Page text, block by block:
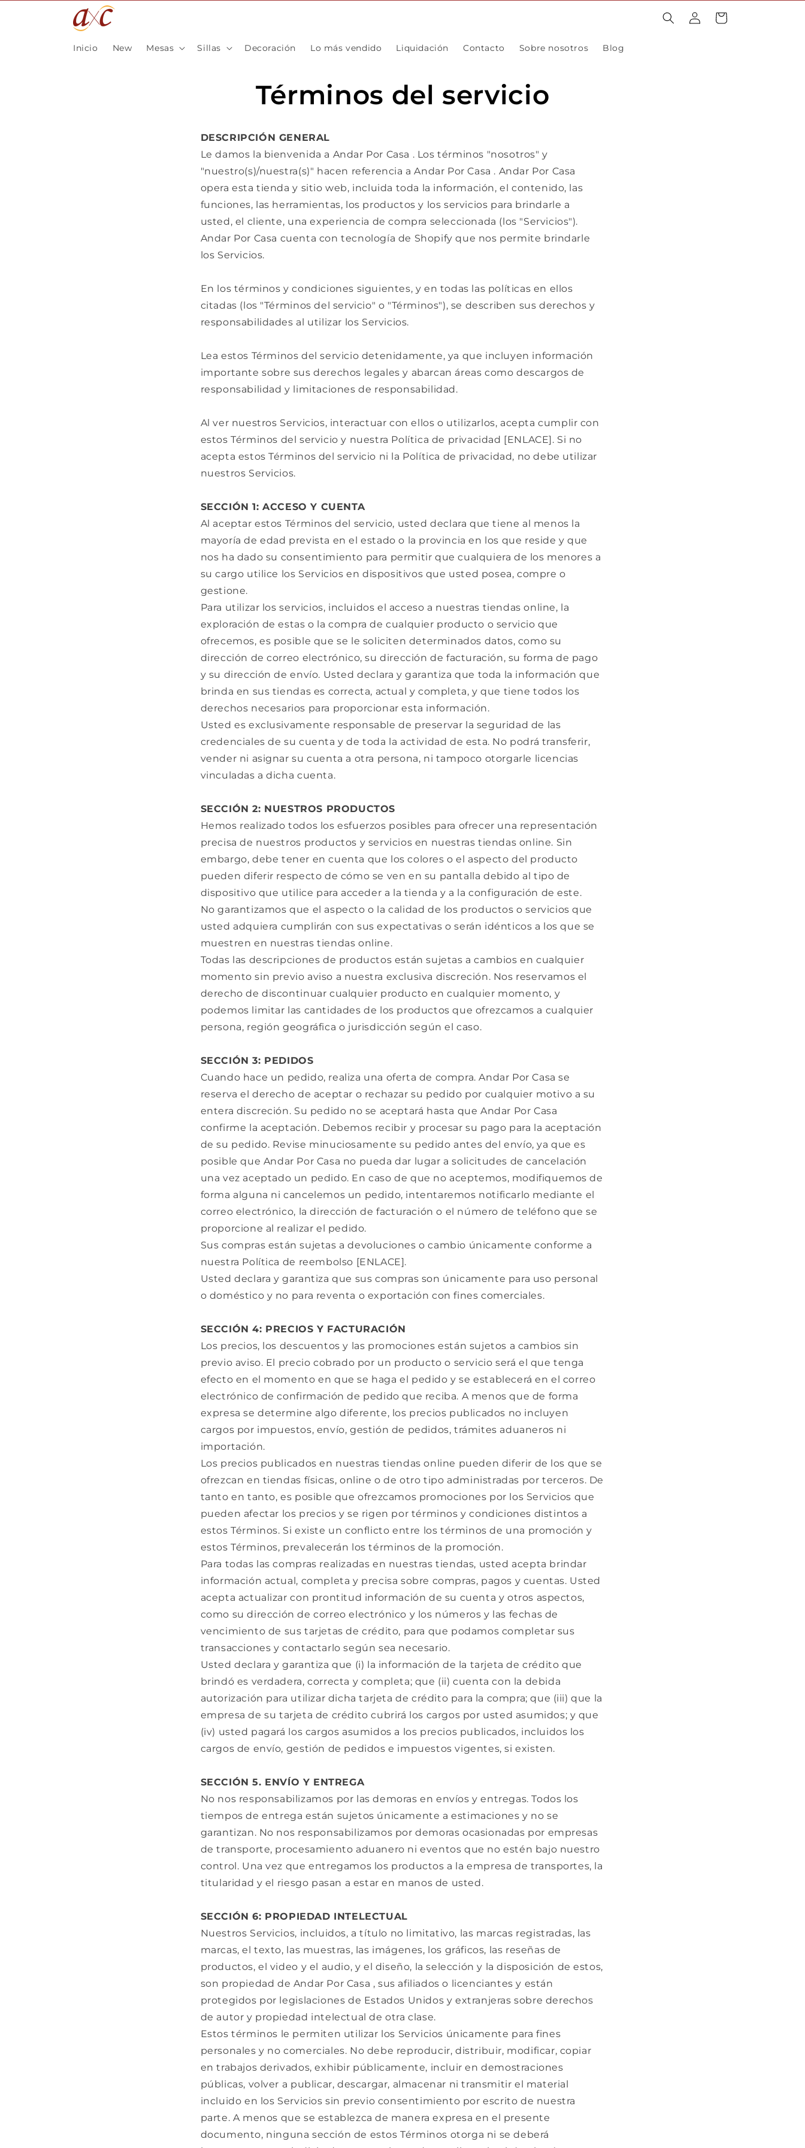
Ir
Inicio New Mesas Sillas Decoración Lo más vendido Liquidación Contacto Sobre nosotros Blog
Iniciar
sesión
Carrito
Términos del servicio
DESCRIPCIÓN GENERAL
Le damos la bienvenida a Andar Por Casa . Los términos "nosotros" y
"nuestro(s)/nuestra(s)" hacen referencia a Andar Por Casa . Andar Por Casa
opera esta tienda y sitio web, incluida toda la información, el contenido, las
funciones, las herramientas, los productos y los servicios para brindarle a
usted, el cliente, una experiencia de compra seleccionada (los "Servicios").
Andar Por Casa cuenta con tecnología de Shopify que nos permite brindarle
los Servicios.
En los términos y condiciones siguientes, y en todas las políticas en ellos
citadas (los "Términos del servicio" o "Términos"), se describen sus derechos y
responsabilidades al utilizar los Servicios.
Lea estos Términos del servicio detenidamente, ya que incluyen información
importante sobre sus derechos legales y abarcan áreas como descargos de
responsabilidad y limitaciones de responsabilidad.
Al ver nuestros Servicios, interactuar con ellos o utilizarlos, acepta cumplir con
estos Términos del servicio y nuestra Política de privacidad [ENLACE]. Si no
acepta estos Términos del servicio ni la Política de privacidad, no debe utilizar
nuestros Servicios.
SECCIÓN 1: ACCESO Y CUENTA
Al aceptar estos Términos del servicio, usted declara que tiene al menos la
mayoría de edad prevista en el estado o la provincia en los que reside y que
nos ha dado su consentimiento para permitir que cualquiera de los menores a
su cargo utilice los Servicios en dispositivos que usted posea, compre o
gestione.
Para utilizar los servicios, incluidos el acceso a nuestras tiendas online, la
exploración de estas o la compra de cualquier producto o servicio que
ofrecemos, es posible que se le soliciten determinados datos, como su
dirección de correo electrónico, su dirección de facturación, su forma de pago
y su dirección de envío. Usted declara y garantiza que toda la información que
brinda en sus tiendas es correcta, actual y completa, y que tiene todos los
derechos necesarios para proporcionar esta información.
Usted es exclusivamente responsable de preservar la seguridad de las
credenciales de su cuenta y de toda la actividad de esta. No podrá transferir,
vender ni asignar su cuenta a otra persona, ni tampoco otorgarle licencias
vinculadas a dicha cuenta.
SECCIÓN 2: NUESTROS PRODUCTOS
Hemos realizado todos los esfuerzos posibles para ofrecer una representación
precisa de nuestros productos y servicios en nuestras tiendas online. Sin
embargo, debe tener en cuenta que los colores o el aspecto del producto
pueden diferir respecto de cómo se ven en su pantalla debido al tipo de
dispositivo que utilice para acceder a la tienda y a la configuración de este.
No garantizamos que el aspecto o la calidad de los productos o servicios que
usted adquiera cumplirán con sus expectativas o serán idénticos a los que se
muestren en nuestras tiendas online.
Todas las descripciones de productos están sujetas a cambios en cualquier
momento sin previo aviso a nuestra exclusiva discreción. Nos reservamos el
derecho de discontinuar cualquier producto en cualquier momento, y
podemos limitar las cantidades de los productos que ofrezcamos a cualquier
persona, región geográfica o jurisdicción según el caso.
SECCIÓN 3: PEDIDOS
Cuando hace un pedido, realiza una oferta de compra. Andar Por Casa se
reserva el derecho de aceptar o rechazar su pedido por cualquier motivo a su
entera discreción. Su pedido no se aceptará hasta que Andar Por Casa
confirme la aceptación. Debemos recibir y procesar su pago para la aceptación
de su pedido. Revise minuciosamente su pedido antes del envío, ya que es
posible que Andar Por Casa no pueda dar lugar a solicitudes de cancelación
una vez aceptado un pedido. En caso de que no aceptemos, modifiquemos de
forma alguna ni cancelemos un pedido, intentaremos notificarlo mediante el
correo electrónico, la dirección de facturación o el número de teléfono que se
proporcione al realizar el pedido.
Sus compras están sujetas a devoluciones o cambio únicamente conforme a
nuestra Política de reembolso [ENLACE].
Usted declara y garantiza que sus compras son únicamente para uso personal
o doméstico y no para reventa o exportación con fines comerciales.
SECCIÓN 4: PRECIOS Y FACTURACIÓN
Los precios, los descuentos y las promociones están sujetos a cambios sin
previo aviso. El precio cobrado por un producto o servicio será el que tenga
efecto en el momento en que se haga el pedido y se establecerá en el correo
electrónico de confirmación de pedido que reciba. A menos que de forma
expresa se determine algo diferente, los precios publicados no incluyen
cargos por impuestos, envío, gestión de pedidos, trámites aduaneros ni
importación.
Los precios publicados en nuestras tiendas online pueden diferir de los que se
ofrezcan en tiendas físicas, online o de otro tipo administradas por terceros. De
tanto en tanto, es posible que ofrezcamos promociones por los Servicios que
pueden afectar los precios y se rigen por términos y condiciones distintos a
estos Términos. Si existe un conflicto entre los términos de una promoción y
estos Términos, prevalecerán los términos de la promoción.
Para todas las compras realizadas en nuestras tiendas, usted acepta brindar
información actual, completa y precisa sobre compras, pagos y cuentas. Usted
acepta actualizar con prontitud información de su cuenta y otros aspectos,
como su dirección de correo electrónico y los números y las fechas de
vencimiento de sus tarjetas de crédito, para que podamos completar sus
transacciones y contactarlo según sea necesario.
Usted declara y garantiza que (i) la información de la tarjeta de crédito que
brindó es verdadera, correcta y completa; que (ii) cuenta con la debida
autorización para utilizar dicha tarjeta de crédito para la compra; que (iii) que la
empresa de su tarjeta de crédito cubrirá los cargos por usted asumidos; y que
(iv) usted pagará los cargos asumidos a los precios publicados, incluidos los
cargos de envío, gestión de pedidos e impuestos vigentes, si existen.
SECCIÓN 5. ENVÍO Y ENTREGA
No nos responsabilizamos por las demoras en envíos y entregas. Todos los
tiempos de entrega están sujetos únicamente a estimaciones y no se
garantizan. No nos responsabilizamos por demoras ocasionadas por empresas
de transporte, procesamiento aduanero ni eventos que no estén bajo nuestro
control. Una vez que entregamos los productos a la empresa de transportes, la
titularidad y el riesgo pasan a estar en manos de usted.
SECCIÓN 6: PROPIEDAD INTELECTUAL
Nuestros Servicios, incluidos, a título no limitativo, las marcas registradas, las
marcas, el texto, las muestras, las imágenes, los gráficos, las reseñas de
productos, el video y el audio, y el diseño, la selección y la disposición de estos,
son propiedad de Andar Por Casa , sus afiliados o licenciantes y están
protegidos por legislaciones de Estados Unidos y extranjeras sobre derechos
de autor y propiedad intelectual de otra clase.
Estos términos le permiten utilizar los Servicios únicamente para fines
personales y no comerciales. No debe reproducir, distribuir, modificar, copiar
en trabajos derivados, exhibir públicamente, incluir en demostraciones
públicas, volver a publicar, descargar, almacenar ni transmitir el material
incluido en los Servicios sin previo consentimiento por escrito de nuestra
parte. A menos que se establezca de manera expresa en el presente
documento, ninguna sección de estos Términos otorga ni se deberá